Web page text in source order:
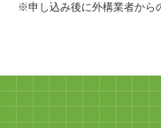
※申し込み後に外構業者から